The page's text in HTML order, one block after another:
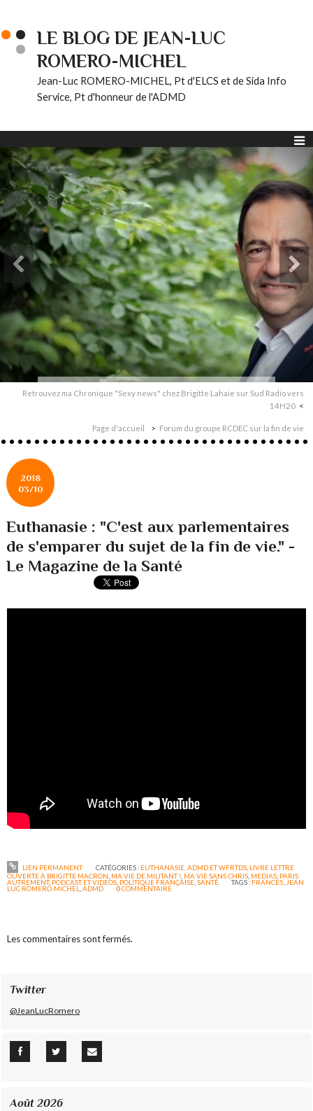
LE BLOG DE JEAN-LUC
ROMERO-MICHEL
Jean-Luc ROMERO-MICHEL, Pt d'ELCS et de Sida Info
Service, Pt d'honneur de l'ADMD
Retrouvez ma Chronique "Sexy news" chez Brigitte Lahaie sur Sud Radio vers
14H20
Page d'accueil Forum du groupe RCDEC sur la fin de vie
2018
03/10
Euthanasie : "C'est aux parlementaires
de s'emparer du sujet de la fin de vie." -
Le Magazine de la Santé
LIEN PERMANENT CATÉGORIES : EUTHANASIE, ADMD ET WFRTDS, LIVRE LETTRE
OUVERTE À BRIGITTE MACRON MA VIE DE MILITANT ! MA VIE SANS CHRIS MEDIAS PARIS
AUTREMENT, PODCAST ET VIDEOS POLITIQUE FRANÇAISE ,SANTÉ TAGS : FRANCE5 JEAN
LUC ROMERO-MICHEL ,ADMD 0COMMENTAIRE
Les commentaires sont fermés.
Twitter
@JeanLucRomero
Août 2026